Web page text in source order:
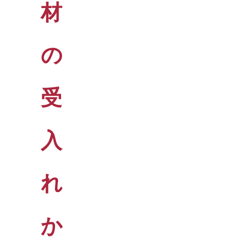
材
の
受
入
れ
か